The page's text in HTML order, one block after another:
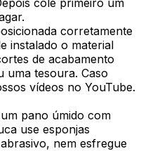
corretamente
instalado o material
de acabamento
uma tesoura. Caso
vídeos no YouTube.
pano úmido com
use esponjas
nem esfregue